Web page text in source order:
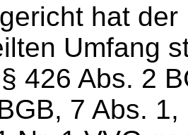
hat
Umfang
426 Abs. 2
7 Abs.